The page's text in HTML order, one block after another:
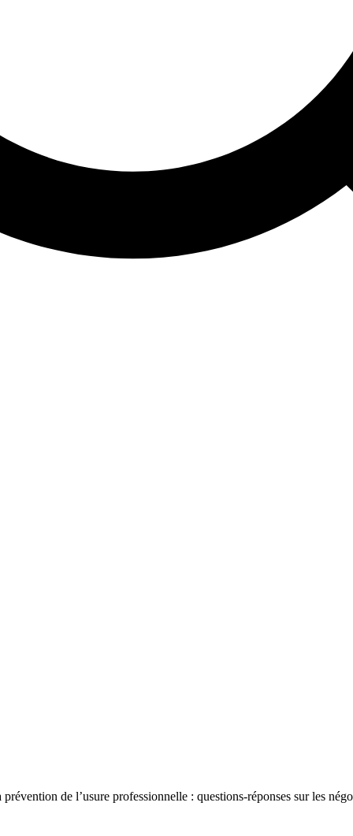
de l’usure professionnelle : questions-réponses sur les